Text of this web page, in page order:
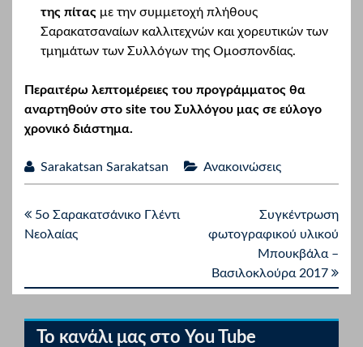
της πίτας με την συμμετοχή πλήθους
Σαρακατσαναίων καλλιτεχνών και χορευτικών των
τμημάτων των Συλλόγων της Ομοσπονδίας.
Περαιτέρω λεπτομέρειες του προγράμματος θα
αναρτηθούν στο site του Συλλόγου μας σε εύλογο
χρονικό διάστημα.
Sarakatsan Sarakatsan Ανακοινώσεις
5ο Σαρακατσάνικο Γλέντι
Νεολαίας
Συγκέντρωση
φωτογραφικού υλικού
Μπουκβάλα –
Βασιλοκλούρα 2017
Το κανάλι μας στο You Tube